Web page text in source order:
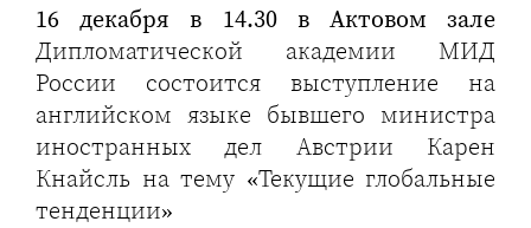
16 декабря в 14.30 в Актовом зале
Дипломатической академии МИД
России состоится выступление на
английском языке бывшего министра
иностранных дел Австрии Карен
Кнайсль на тему «Текущие глобальные
тенденции»